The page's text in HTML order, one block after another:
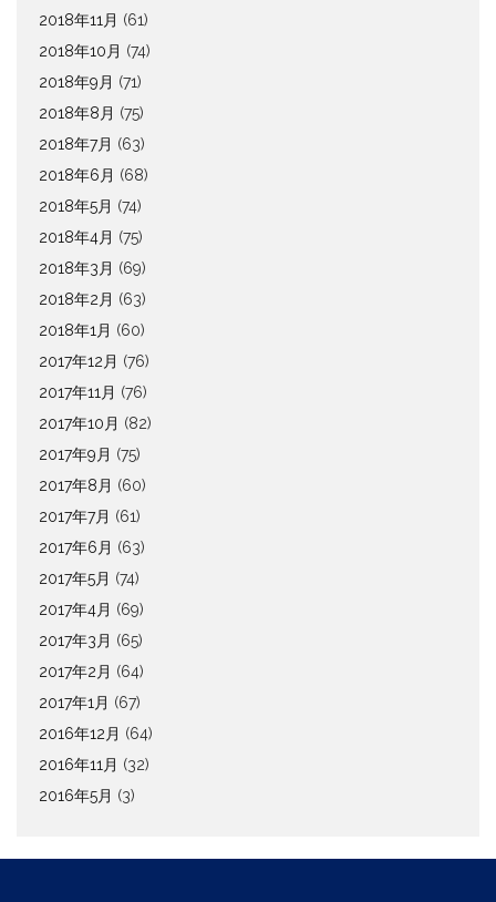
2018年11月 (61)
2018年10月 (74)
2018年9月 (71)
2018年8月 (75)
2018年7月 (63)
2018年6月 (68)
2018年5月 (74)
2018年4月 (75)
2018年3月 (69)
2018年2月 (63)
2018年1月 (60)
2017年12月 (76)
2017年11月 (76)
2017年10月 (82)
2017年9月 (75)
2017年8月 (60)
2017年7月 (61)
2017年6月 (63)
2017年5月 (74)
2017年4月 (69)
2017年3月 (65)
2017年2月 (64)
2017年1月 (67)
2016年12月 (64)
2016年11月 (32)
2016年5月 (3)